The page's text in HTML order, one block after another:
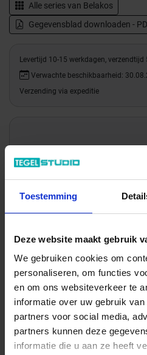
Toestemming
Deze website maakt gebruik
We gebruiken cookies om
personaliseren, om functies
en om ons websiteverkeer te
informatie over uw gebruik
partners voor social media,
partners kunnen deze
informatie die u aan ze heeft
Alle series van Belakos
Gegevensblad downloaden -
Levertijd 10-15 werkdagen, verzendtijd
Verwachte beschikbaarheid:
Verzending via expeditie
In het